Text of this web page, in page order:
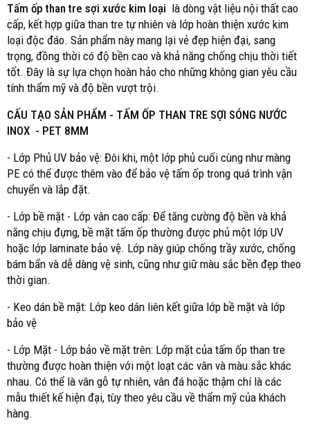
Tấm ốp than tre sợi xước kim loại là dòng vật liệu nội thất cao
cấp, kết hợp giữa than tre tự nhiên và lớp hoàn thiện xước kim
loại độc đáo. Sản phẩm này mang lại vẻ đẹp hiện đại, sang
trọng, đồng thời có độ bền cao và khả năng chống chịu thời tiết
tốt. Đây là sự lựa chọn hoàn hảo cho những không gian yêu cầu
tính thẩm mỹ và độ bền vượt trội.
CẤU TẠO SẢN PHẨM - TẤM ỐP THAN TRE SỢI SÓNG NƯỚC
INOX - PET 8MM
- Lớp Phủ UV bảo vệ: Đôi khi, một lớp phủ cuối cùng như màng
PE có thể được thêm vào để bảo vệ tấm ốp trong quá trình vận
chuyển và lắp đặt.
- Lớp bề mặt - Lớp vân cao cấp: Để tăng cường độ bền và khả
năng chịu đựng, bề mặt tấm ốp thường được phủ một lớp UV
hoặc lớp laminate bảo vệ. Lớp này giúp chống trầy xước, chống
bám bẩn và dễ dàng vệ sinh, cũng như giữ màu sắc bền đẹp theo
thời gian.
- Keo dán bề mặt: Lớp keo dán liên kết giữa lớp bề mặt và lớp
bảo vệ
- Lớp Mặt - Lớp bảo về mặt trên: Lớp mặt của tấm ốp than tre
thường được hoàn thiện với một loạt các vân và màu sắc khác
nhau. Có thể là vân gỗ tự nhiên, vân đá hoặc thậm chí là các
mẫu thiết kế hiện đại, tùy theo yêu cầu về thẩm mỹ của khách
hàng.